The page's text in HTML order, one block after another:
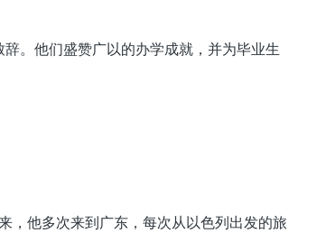
。他们盛赞广以的办学成就，并为毕业生
，他多次来到广东，每次从以色列出发的旅